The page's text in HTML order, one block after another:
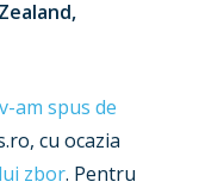
v-am spus de
cu ocazia
zbor. Pentru